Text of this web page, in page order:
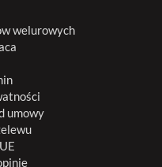
welurowych
umowy